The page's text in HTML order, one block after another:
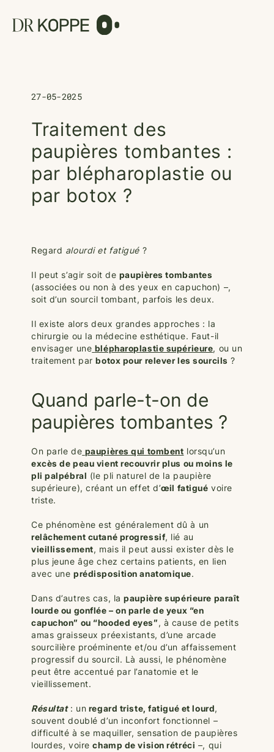
27-05-2025
Traitement des
paupières tombantes :
par blépharoplastie ou
par botox ?
Regard alourdi et fatigué ?
Il peut s’agir soit de paupières tombantes
(associées ou non à des yeux en capuchon) –,
soit d’un sourcil tombant, parfois les deux.
Il existe alors deux grandes approches : la
chirurgie ou la médecine esthétique. Faut-il
envisager une blépharoplastie supérieure, ou un
traitement parbotox pour relever les sourcils ?
Quand parle-t-on de
paupières tombantes ?
On parle de paupières qui tombent lorsqu’un
excès de peau vient recouvrir plus ou moins le
pli palpébral (le pli naturel de la paupière
supérieure), créant un effet d’œil fatigué voire
triste.
Ce phénomène est généralement dû à un
relâchement cutané progressif, lié au
vieillissement, mais il peut aussi exister dès le
plus jeune âge chez certains patients, en lien
avec uneprédisposition anatomique.
Dans d’autres cas, lapaupière supérieure paraît
lourde ou gonflée – on parle de yeux “en
capuchon” ou “hooded eyes”, à cause de petits
amas graisseux préexistants, d’une arcade
sourcilière proéminente et/ou d’un affaissement
progressif du sourcil. Là aussi, le phénomène
peut être accentué par l’anatomie et le
vieillissement.
Résultat: un regard triste, fatigué et lourd,
souvent doublé d’un inconfort fonctionnel –
difficulté à se maquiller, sensation de paupières
lourdes, voirechamp de vision rétréci –, qui